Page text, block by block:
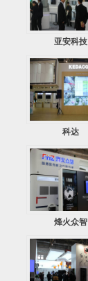
亚安科技
科达
烽火众智